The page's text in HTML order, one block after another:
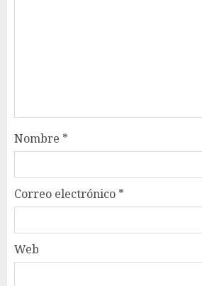
Nombre *
Correo electrónico *
Web